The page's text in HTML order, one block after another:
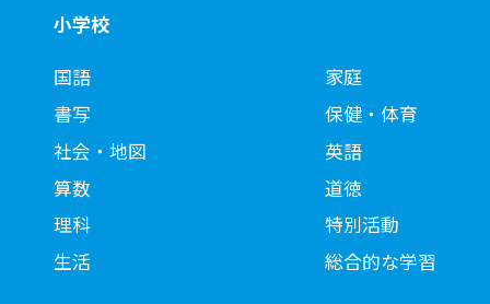
小学校
国語
書写
社会・地図
算数
理科
生活
家庭
保健・体育
英語
道徳
特別活動
総合的な学習